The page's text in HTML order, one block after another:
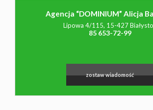
Agencja “DOMINIUM” Alicja
Lipowa 4/115, 15-427
85 653-72-99
zostaw wiadomość